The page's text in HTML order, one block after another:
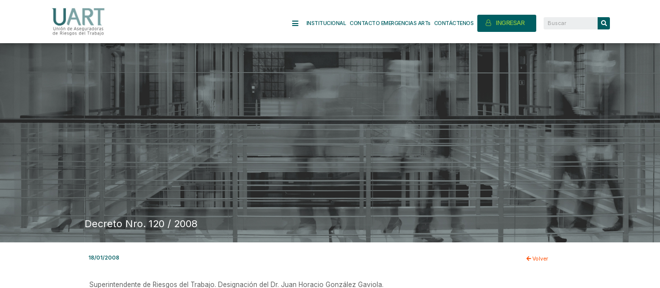
INSTITUCIONAL CONTACTO EMERGENCIAS ARTs CONTÁCTENOS INGRESAR
Decreto Nro. 120 / 2008
18/01/2008 Volver
Superintendente de Riesgos del Trabajo. Designación del Dr. Juan Horacio González Gaviola.